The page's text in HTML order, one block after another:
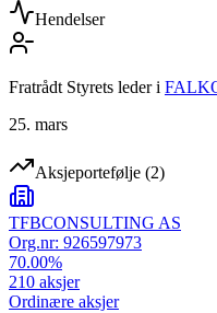
Hendelser
Fratrådt Styrets lederi
25. mars
Aksjeportefølje (2)
TFBCONSULTING AS
Org.nr: 926597973
70.00%
210 aksjer
Ordinære aksjer